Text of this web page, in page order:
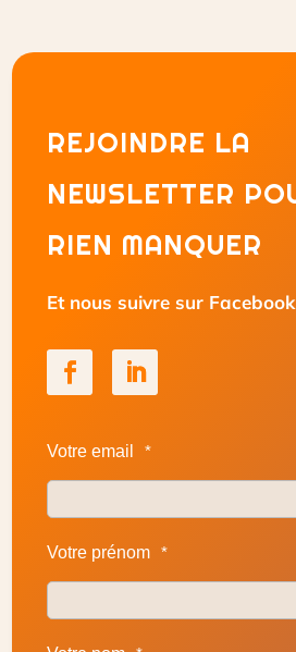
REJOINDRE LA
NEWSLETTER
RIEN MANQUER
Et nous suivre sur
Votre email *
Votre prénom *